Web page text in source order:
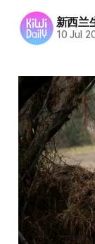
新西兰
10 Jul